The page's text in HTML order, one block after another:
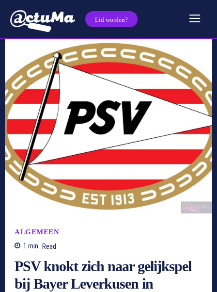
Lid worden?
ALGEMEEN
1 min. Read
PSV knokt zich naar gelijkspel
bij Bayer Leverkusen in